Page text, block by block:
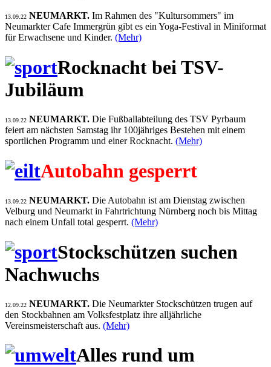
13.09.22 NEUMARKT. Im Rahmen des "Kultursommers" im
Neumarkter Cafe Immergrün gibt es ein Yoga-Festival in Miniformat
für Erwachsene und Kinder. (Mehr)
Rocknacht bei TSV-
Jubiläum
13.09.22 NEUMARKT. Die Fußballabteilung des TSV Pyrbaum
feiert am nächsten Samstag ihr 100jähriges Bestehen mit einem
sportlichen Programm und einer Rocknacht. (Mehr)
Autobahn gesperrt
13.09.22 NEUMARKT. Die Autobahn ist am Dienstag zwischen
Velburg und Neumarkt in Fahrtrichtung Nürnberg noch bis Mittag
nach einem Unfall total gesperrt. (Mehr)
Stockschützen suchen
Nachwuchs
12.09.22 NEUMARKT. Die Neumarkter Stockschützen trugen auf
den Stockbahnen am Volksfestplatz ihre alljährliche
Vereinsmeisterschaft aus. (Mehr)
Alles rund um